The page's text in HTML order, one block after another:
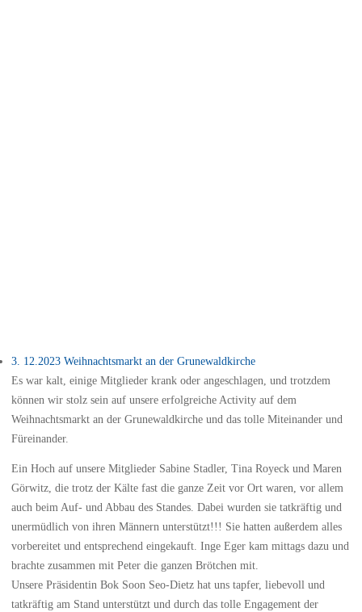
3. 12.2023 Weihnachtsmarkt an der Grunewaldkirche
Es war kalt, einige Mitglieder krank oder angeschlagen, und trotzdem
können wir stolz sein auf unsere erfolgreiche Activity auf dem
Weihnachtsmarkt an der Grunewaldkirche und das tolle Miteinander und
Füreinander.
Ein Hoch auf unsere Mitglieder Sabine Stadler, Tina Royeck und Maren
Görwitz, die trotz der Kälte fast die ganze Zeit vor Ort waren, vor allem
auch beim Auf- und Abbau des Standes. Dabei wurden sie tatkräftig und
unermüdlich von ihren Männern unterstützt!!! Sie hatten außerdem alles
vorbereitet und entsprechend eingekauft. Inge Eger kam mittags dazu und
brachte zusammen mit Peter die ganzen Brötchen mit.
Unsere Präsidentin Bok Soon Seo-Dietz hat uns tapfer, liebevoll und
tatkräftig am Stand unterstützt und durch das tolle Engagement der